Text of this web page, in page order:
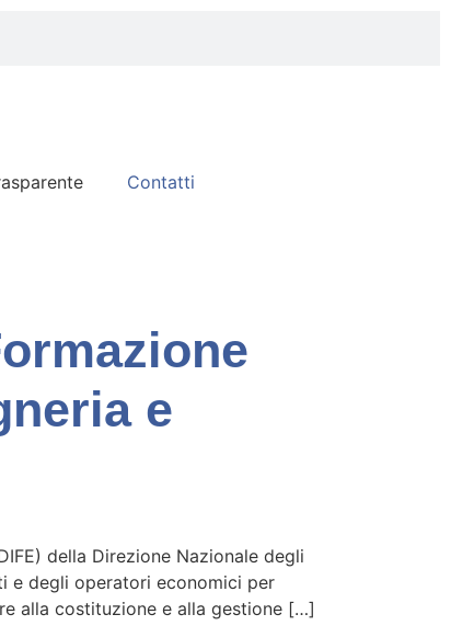
Contatti
e
della Direzione Nazionale degli
e degli operatori economici per
alla costituzione e alla gestione […]